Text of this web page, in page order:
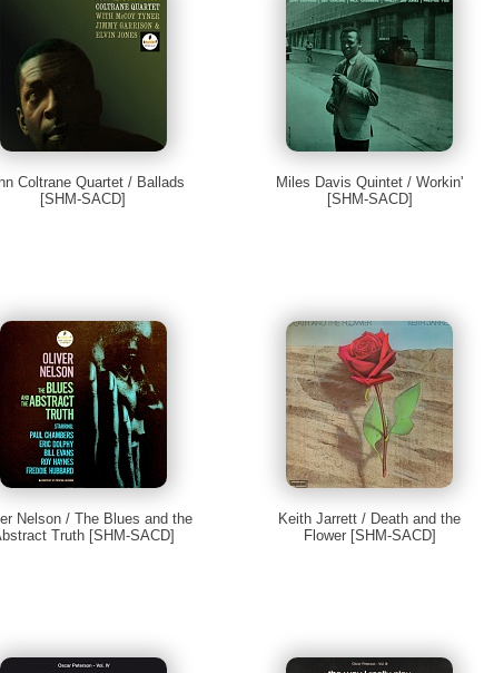
Coltrane Quartet / Ballads
[SHM-SACD]
Miles Davis Quintet / Workin'
[SHM-SACD]
Nelson / The Blues and the
Truth [SHM-SACD]
Keith Jarrett / Death and the
Flower [SHM-SACD]